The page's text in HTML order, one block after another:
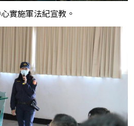
實施軍法紀宣教。